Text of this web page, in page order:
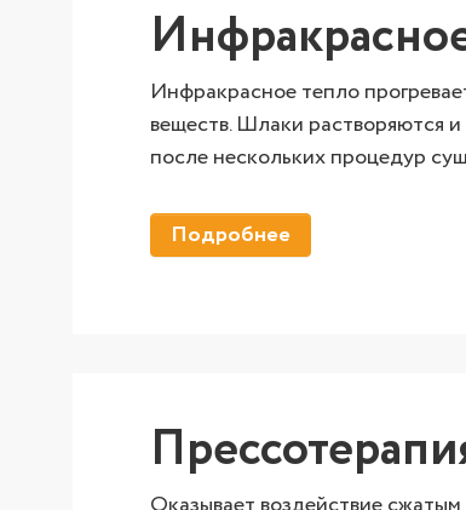
Инфракрасное тепло
веществ. Шлаки растворяются
после нескольких процедур
Подробнее